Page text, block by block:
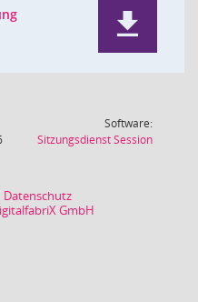
Software:
SitzungsdienstSession(Wird in
Datenschutz
GmbH